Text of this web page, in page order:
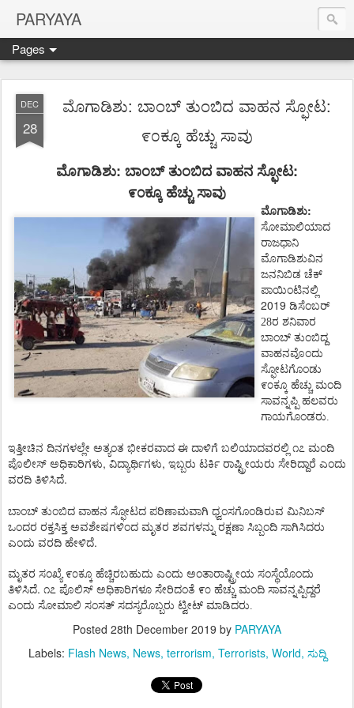
PARYAYA
Pages
DEC
28
ಮೊಗಾಡಿಶು: ಬಾಂಬ್ ತುಂಬಿದ ವಾಹನ ಸ್ಫೋಟ:
೯೦ಕ್ಕೂ ಹೆಚ್ಚು ಸಾವು
ಮೊಗಾಡಿಶು: ಬಾಂಬ್ ತುಂಬಿದ ವಾಹನ ಸ್ಫೋಟ:
೯೦ಕ್ಕೂ ಹೆಚ್ಚು ಸಾವು
ಮೊಗಾಡಿಶು:
ಸೋಮಾಲಿಯಾದ
ರಾಜಧಾನಿ
ಮೊಗಾಡಿಶುವಿನ
ಜನನಿಬಿಡ ಚೆಕ್
ಪಾಯಿಂಟಿನಲ್ಲಿ
2019 ಡಿಸೆಂಬರ್
28ರ ಶನಿವಾರ
ಬಾಂಬ್ ತುಂಬಿದ್ದ
ವಾಹನವೊಂದು
ಸ್ಫೋಟಗೊಂಡು
೯೦ಕ್ಕೂ ಹೆಚ್ಚು ಮಂದಿ
ಸಾವನ್ನಪ್ಪಿ ಹಲವರು
ಗಾಯಗೊಂಡರು.
ಇತ್ತೀಚಿನ ದಿನಗಳಲ್ಲೇ ಅತ್ಯಂತ ಭೀಕರವಾದ ಈ ದಾಳಿಗೆ ಬಲಿಯಾದವರಲ್ಲಿ ೧೭ ಮಂದಿ
ಪೊಲೀಸ್ ಅಧಿಕಾರಿಗಳು, ವಿದ್ಯಾರ್ಥಿಗಳು, ಇಬ್ಬರು ಟರ್ಕಿ ರಾಷ್ಟ್ರೀಯರು ಸೇರಿದ್ದಾರೆ ಎಂದು
ವರದಿ ತಿಳಿಸಿದೆ.
ಬಾಂಬ್ ತುಂಬಿದ ವಾಹನ ಸ್ಫೋಟದ ಪರಿಣಾಮವಾಗಿ ಧ್ವಂಸಗೊಂಡಿರುವ ಮಿನಿಬಸ್
ಒಂದರ ರಕ್ತಸಿಕ್ತ ಅವಶೇಷಗಳಿಂದ ಮೃತರ ಶವಗಳನ್ನು ರಕ್ಷಣಾ ಸಿಬ್ಬಂದಿ ಸಾಗಿಸಿದರು
ಎಂದು ವರದಿ ಹೇಳಿದೆ.
ಮೃತರ ಸಂಖ್ಯೆ ೯೦ಕ್ಕೂ ಹೆಚ್ಚಿರಬಹುದು ಎಂದು ಅಂತಾರಾಷ್ಟ್ರೀಯ ಸಂಸ್ಥೆಯೊಂದು
ತಿಳಿಸಿದೆ. ೧೭ ಪೊಲಿಸ್ ಅಧಿಕಾರಿಗಳೂ ಸೇರಿದಂತೆ ೯೦ ಹೆಚ್ಚು ಮಂದಿ ಸಾವನ್ನಪ್ಪಿದ್ದರೆ
ಎಂದು ಸೋಮಾಲಿ ಸಂಸತ್ ಸದಸ್ಯರೊಬ್ಬರು ಟ್ವೀಟ್ ಮಾಡಿದರು.
Posted 28th December 2019 by PARYAYA
Labels: Flash News News terrorism Terrorists World ಸುದ್ದಿ